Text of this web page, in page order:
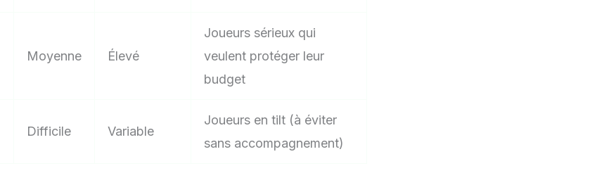
Moyenne Élevé
Joueurs sérieux qui
veulent protéger leur
budget
Difficile Variable
Joueurs en tilt (à éviter
sans accompagnement)